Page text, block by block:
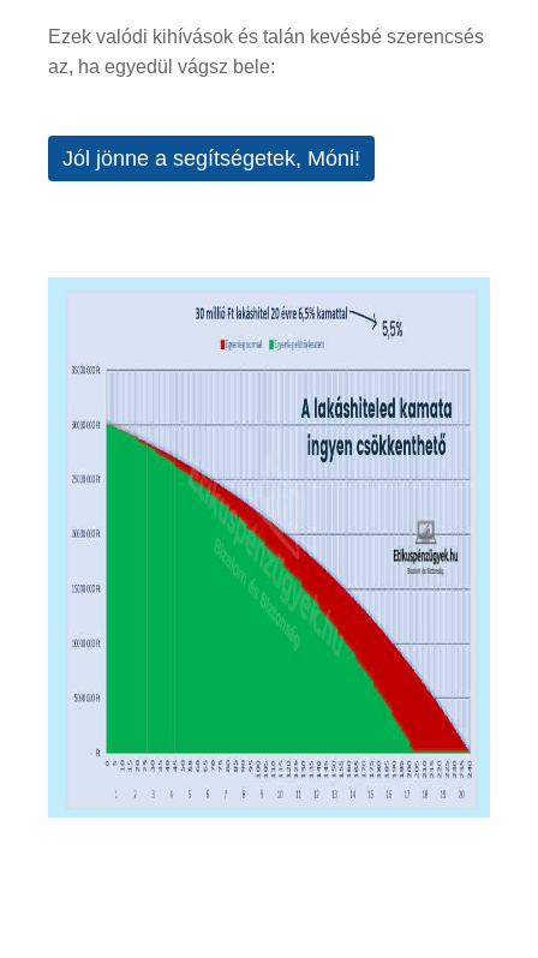
Ezek valódi kihívások és talán kevésbé szerencsés
az, ha egyedül vágsz bele:
Jól jönne a segítségetek, Móni!